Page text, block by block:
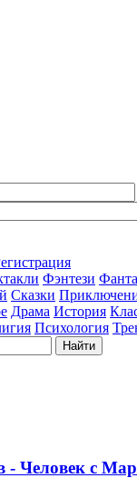
Фэнтези
Сказки
Драма История
Психология
Найти
- Человек с